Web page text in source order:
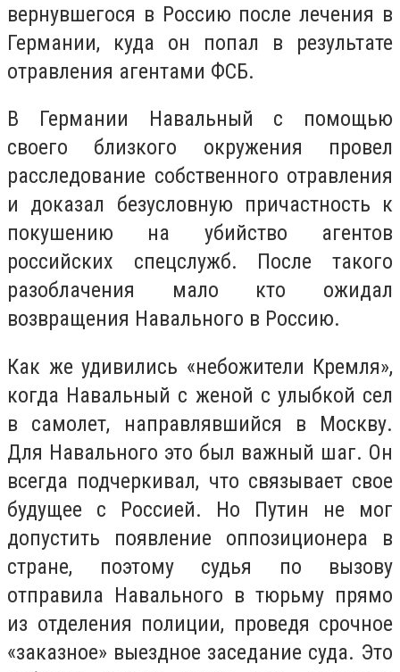
вернувшегося в Россию после лечения в
Германии, куда он попал в результате
отравления агентами ФСБ.
В Германии Навальный с помощью
своего близкого окружения провел
расследование собственного отравления
и доказал безусловную причастность к
покушению на убийство агентов
российских спецслужб. После такого
разоблачения мало кто ожидал
возвращения Навального в Россию.
Как же удивились «небожители Кремля»,
когда Навальный с женой с улыбкой сел
в самолет, направлявшийся в Москву.
Для Навального это был важный шаг. Он
всегда подчеркивал, что связывает свое
будущее с Россией. Но Путин не мог
допустить появление оппозиционера в
стране, поэтому судья по вызову
отправила Навального в тюрьму прямо
из отделения полиции, проведя срочное
«заказное» выездное заседание суда. Это